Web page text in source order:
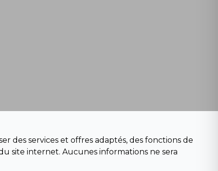
des services et offres adaptés, des fonctions de
site internet. Aucunes informations ne sera